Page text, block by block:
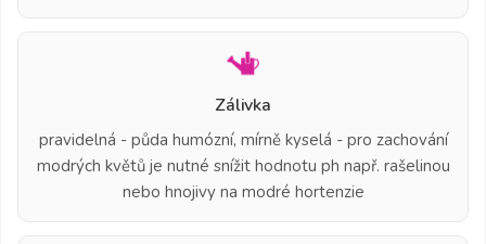
Zálivka
pravidelná - půda humózní, mírně kyselá - pro zachování
modrých květů je nutné snížit hodnotu ph např. rašelinou
nebo hnojivy na modré hortenzie